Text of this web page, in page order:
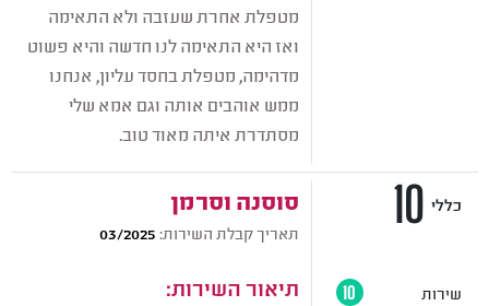
מטפלת אחרת שעזבה ולא התאימה
ואז היא התאימה לנו חדשה והיא פשוט
מדהימה, מטפלת בחסד עליון, אנחנו
ממש אוהבים אותה וגם אמא שלי
מסתדרת איתה מאוד טוב.
סוסנה וסרמן
תאריך קבלת השירות: 03/2025
תיאור השירות:
10 כללי
שירות 10